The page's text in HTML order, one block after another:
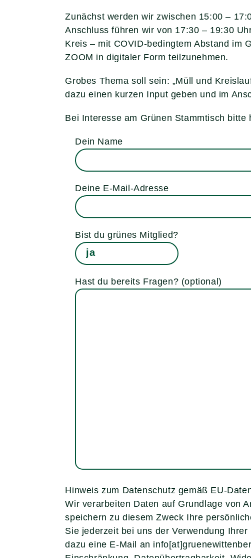
Zunächst werden wir zwischen 15:00 –
Anschluss führen wir von 17:30 – 19:30
Kreis – mit COVID-bedingtem Abstand im
ZOOM in digitaler Form teilzunehmen.
Grobes Thema soll sein: „Müll und
dazu einen kurzen Input geben und im
Bei Interesse am Grünen Stammtisch
Dein Name
Deine E-Mail-Adresse
Bist du grünes Mitglied?
Hast du bereits Fragen? (optional)
Hinweis zum Datenschutz gemäß EU-
Wir verarbeiten Daten auf Grundlage von
speichern zu diesem Zweck Ihre
Sie jederzeit bei uns der Verwendung
dazu eine E-Mail an